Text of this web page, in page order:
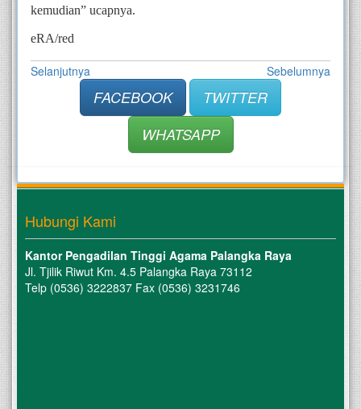
kemudian” ucapnya.
eRA/red
Selanjutnya Sebelumnya
FACEBOOK
TWITTER
WHATSAPP
Hubungi Kami
Kantor Pengadilan Tinggi Agama Palangka Raya
Jl. Tjilik Riwut Km. 4.5 Palangka Raya 73112
Telp (0536) 3222837 Fax (0536) 3231746